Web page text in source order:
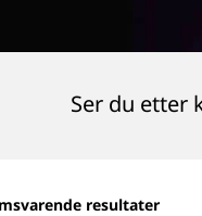
Ser du etter
resultater